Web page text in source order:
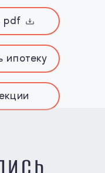
pdf
ипотеку